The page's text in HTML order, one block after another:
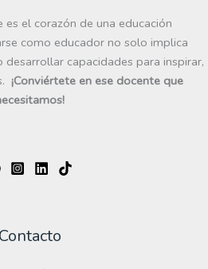
el corazón de una educación
como educador no solo implica
capacidades para inspirar,
¡Conviértete en ese docente que
Contacto